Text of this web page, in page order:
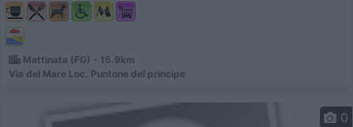
Mattinata (FG) - 15.9km
Via del Mare Loc. Puntone del principe
0